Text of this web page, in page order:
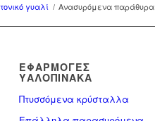
γυαλί / Ανασυρόμενα παράθυρα
ΕΦΑΡΜΟΓΈΣ
ΥΑΛΟΠΊΝΑΚΑ
Πτυσσόμενα κρύσταλλα